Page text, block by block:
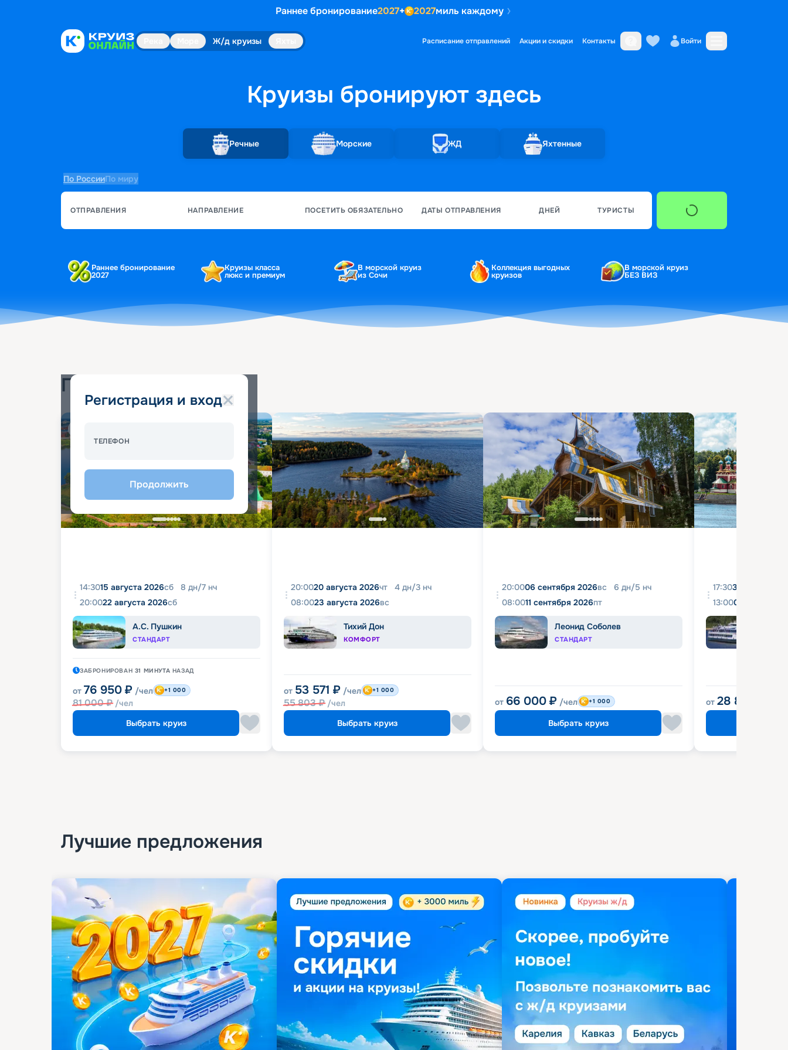
Раннее бронирование2027+ 2027миль каждому
Ж/д круизы Расписание отправлений Акции и скидки Контакты Войти
Круизы бронируютздесь
Речные Морские ЖД Яхтенные
По РоссииПо миру
ОТПРАВЛЕНИЯ НАПРАВЛЕНИЕ ПОСЕТИТЬ ОБЯЗАТЕЛЬНО ДАТЫ ОТПРАВЛЕНИЯ ДНЕЙ ТУРИСТЫ
Раннее бронирование
2027
Круизы класса
люкс и премиум
В морской круиз
из Сочи
Коллекция выгодных
круизов
В морской круиз
БЕЗ ВИЗ
Регистрация и вход
ТЕЛЕФОН
Продолжить
Популярные круизы
14:3015 августа 2026сб 8 дн/7 нч
20:0022 августа 2026сб
А.С. Пушкин
СТАНДАРТ
ЗАБРОНИРОВАН 31 МИНУТА НАЗАД
от 76 950 ₽ /чел
81 000₽ /чел
+1 000
Выбрать круиз
20:0020 августа 2026чт 4 дн/3 нч
08:0023 августа 2026вс
Тихий Дон
КОМФОРТ
от 53 571 ₽ /чел
55 803₽ /чел
+1 000
Выбрать круиз
20:0006 сентября 2026вс 6 дн/5 нч
08:0011 сентября 2026пт
Леонид Соболев
СТАНДАРТ
от 66 000 ₽ /чел +1 000
Выбрать круиз
17:3031 августа
13:0004 сентября
от 28 800
Лучшие предложения